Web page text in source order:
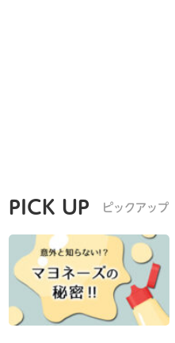
PICK UP ピックアップ